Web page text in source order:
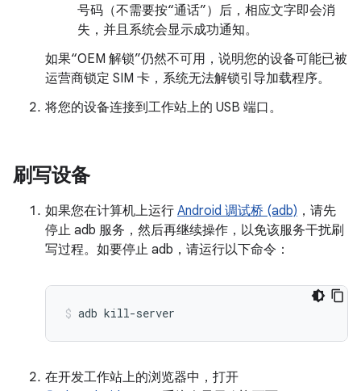
号码（不需要按“通话”）后，相应文字即会消
失，并且系统会显示成功通知。
如果“OEM 解锁”仍然不可用，说明您的设备可能已被
运营商锁定 SIM 卡，系统无法解锁引导加载程序。
将您的设备连接到工作站上的 USB 端口。
刷写设备
如果您在计算机上运行 Android 调试桥 (adb) ，请先
停止 adb 服务，然后再继续操作，以免该服务干扰刷
写过程。如要停止 adb，请运行以下命令：
adb kill-server
在开发工作站上的浏览器中，打开